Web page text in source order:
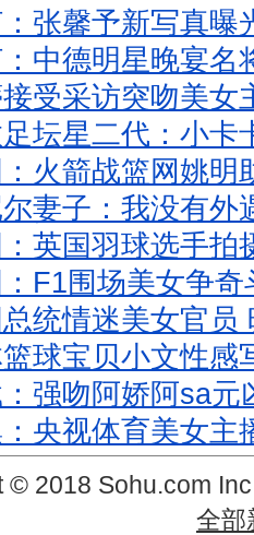
张馨予新写真曝
中德明星晚宴名
受采访突吻美女
坛星二代：小卡
火箭战篮网姚明
妻子：我没有外
英国羽球选手拍
F1围场美女争
统情迷美女官员
球宝贝小文性感
强吻阿娇阿sa元
：央视体育美女主
© 2018 Sohu.com
全部